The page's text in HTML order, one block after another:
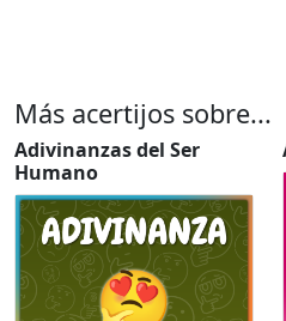
Más acertijos sobre...
Adivinanzas del Ser
Humano